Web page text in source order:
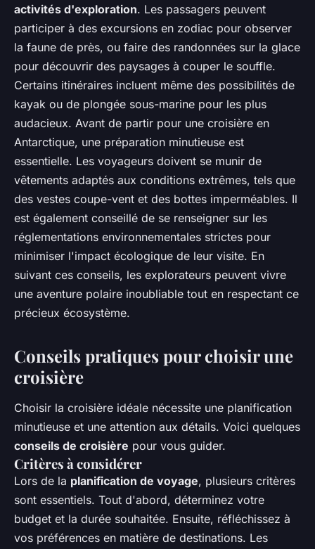
activités d'exploration. Les passagers peuvent
participer à des excursions en zodiac pour observer
la faune de près, ou faire des randonnées sur la glace
pour découvrir des paysages à couper le souffle.
Certains itinéraires incluent même des possibilités de
kayak ou de plongée sous-marine pour les plus
audacieux. Avant de partir pour une croisière en
Antarctique, une préparation minutieuse est
essentielle. Les voyageurs doivent se munir de
vêtements adaptés aux conditions extrêmes, tels que
des vestes coupe-vent et des bottes imperméables. Il
est également conseillé de se renseigner sur les
réglementations environnementales strictes pour
minimiser l'impact écologique de leur visite. En
suivant ces conseils, les explorateurs peuvent vivre
une aventure polaire inoubliable tout en respectant ce
précieux écosystème.
Conseils pratiques pour choisir une
croisière
Choisir la croisière idéale nécessite une planification
minutieuse et une attention aux détails. Voici quelques
conseils de croisière pour vous guider.
Critères à considérer
Lors de la planification de voyage, plusieurs critères
sont essentiels. Tout d'abord, déterminez votre
budget et la durée souhaitée. Ensuite, réfléchissez à
vos préférences en matière de destinations. Les